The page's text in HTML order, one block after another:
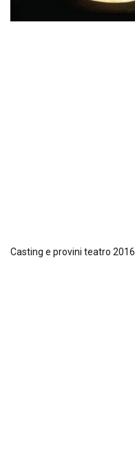
Casting e provini teatro 2016